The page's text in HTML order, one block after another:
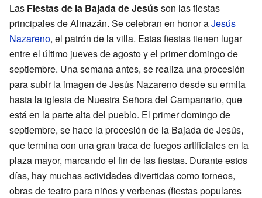
Las Fiestas de la Bajada de Jesússon las fiestas
principales de Almazán. Se celebran en honor aJesús
Nazareno, el patrón de la villa. Estas fiestas tienen lugar
entre el último jueves de agosto y el primer domingo de
septiembre. Una semana antes, se realiza una procesión
para subir la imagen de Jesús Nazareno desde su ermita
hasta la iglesia de Nuestra Señora del Campanario, que
está en la parte alta del pueblo. El primer domingo de
septiembre, se hace la procesión de la Bajada de Jesús,
que termina con una gran traca de fuegos artificiales en la
plaza mayor, marcando el fin de las fiestas. Durante estos
días, hay muchas actividades divertidas como torneos,
obras de teatro para niños y verbenas (fiestas populares